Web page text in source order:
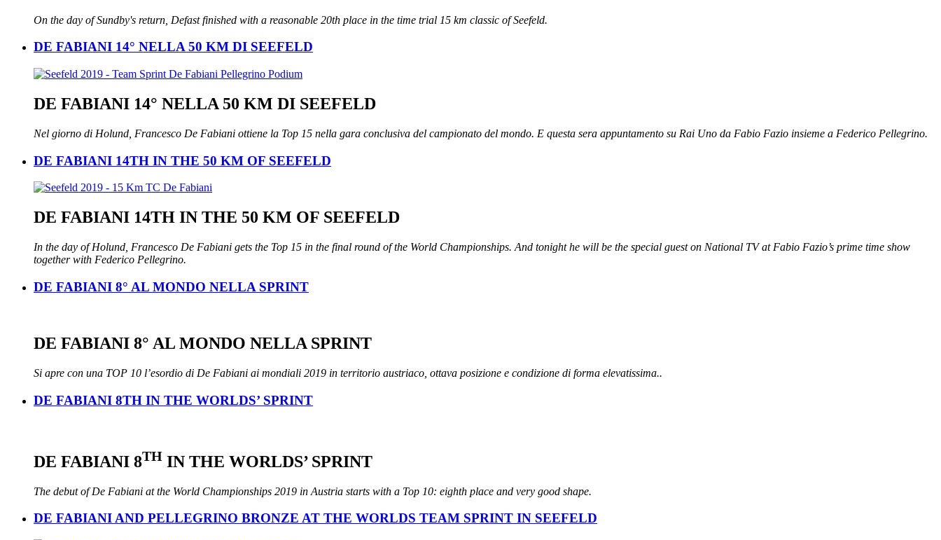
On the day of Sundby's return, Defast finished with a reasonable 20th place in the time trial 15 km classic of Seefeld.
DE FABIANI 14° NELLA 50 KM DI SEEFELD
DE FABIANI 14° NELLA 50 KM DI SEEFELD
Nel giorno di Holund, Francesco De Fabiani ottiene la Top 15 nella gara conclusiva del campionato del mondo. E questa sera appuntamento su Rai Uno da Fabio Fazio insieme a Federico Pellegrino.
DE FABIANI 14TH IN THE 50 KM OF SEEFELD
DE FABIANI 14TH IN THE 50 KM OF SEEFELD
In the day of Holund, Francesco De Fabiani gets the Top 15 in the final round of the World Championships. And tonight he will be the special guest on National TV at Fabio Fazio’s prime time show
together with Federico Pellegrino.
DE FABIANI 8° AL MONDO NELLA SPRINT
DE FABIANI 8° AL MONDO NELLA SPRINT
Si apre con una TOP 10 l’esordio di De Fabiani ai mondiali 2019 in territorio austriaco, ottava posizione e condizione di forma elevatissima..
DE FABIANI 8TH IN THE WORLDS’ SPRINT
DE FABIANI 8TH IN THE WORLDS’ SPRINT
The debut of De Fabiani at the World Championships 2019 in Austria starts with a Top 10: eighth place and very good shape.
DE FABIANI AND PELLEGRINO BRONZE AT THE WORLDS TEAM SPRINT IN SEEFELD